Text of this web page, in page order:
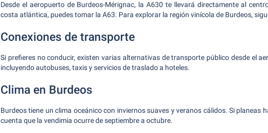
Desde el aeropuerto de Burdeos-Mérignac, la A630 te llevará directamente al
costa atlántica, puedes tomar la A63. Para explorar la región vinícola de Burdeos,
Conexiones de transporte
Si prefieres no conducir, existen varias alternativas de transporte público desde el
incluyendo autobuses, taxis y servicios de traslado a hoteles.
Clima en Burdeos
Burdeos tiene un clima oceánico con inviernos suaves y veranos cálidos. Si planeas
cuenta que la vendimia ocurre de septiembre a octubre.